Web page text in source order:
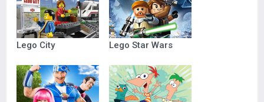
Lego City Lego Star Wars